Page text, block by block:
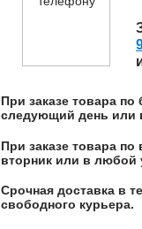
При заказе товара
следующий день или
При заказе товара
вторник или в любой
Срочная доставка в
свободного курьера.